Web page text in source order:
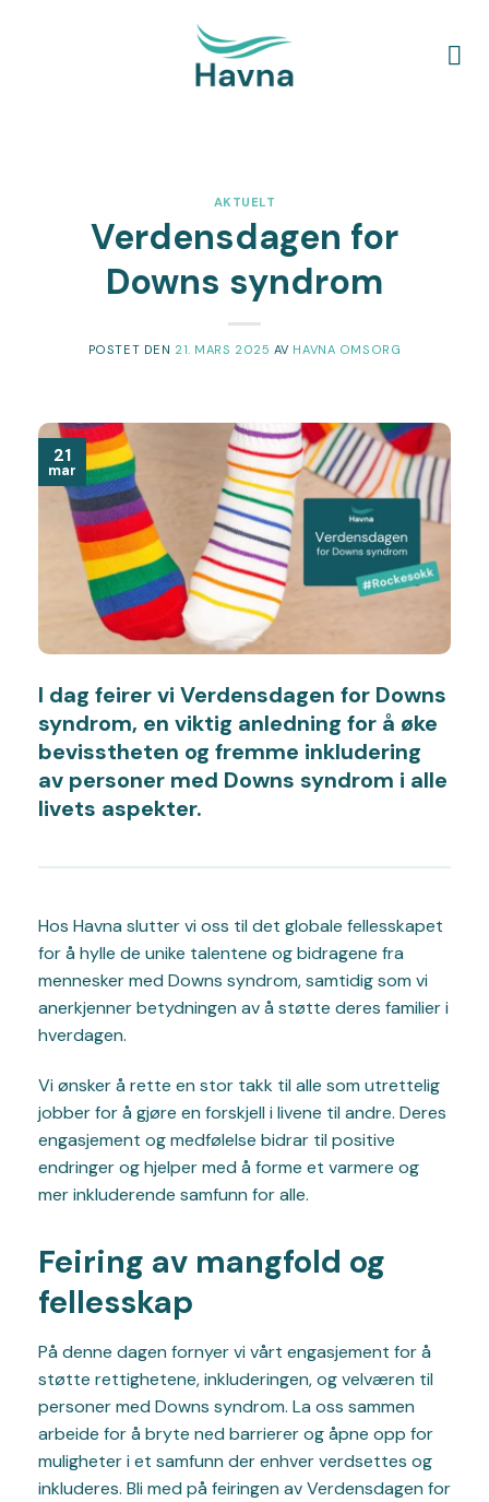
AKTUELT
Verdensdagen for
Downs syndrom
POSTET DEN 21. MARS 2025 AV HAVNA OMSORG
21
mar
I dag feirer vi Verdensdagen for Downs
syndrom, en viktig anledning for å øke
bevisstheten og fremme inkludering
av personer med Downs syndrom i alle
livets aspekter.
Hos Havna slutter vi oss til det globale fellesskapet
for å hylle de unike talentene og bidragene fra
mennesker med Downs syndrom, samtidig som vi
anerkjenner betydningen av å støtte deres familier i
hverdagen.
Vi ønsker å rette en stor takk til alle som utrettelig
jobber for å gjøre en forskjell i livene til andre. Deres
engasjement og medfølelse bidrar til positive
endringer og hjelper med å forme et varmere og
mer inkluderende samfunn for alle.
Feiring av mangfold og
fellesskap
På denne dagen fornyer vi vårt engasjement for å
støtte rettighetene, inkluderingen, og velværen til
personer med Downs syndrom. La oss sammen
arbeide for å bryte ned barrierer og åpne opp for
muligheter i et samfunn der enhver verdsettes og
inkluderes. Bli med på feiringen av Verdensdagen for